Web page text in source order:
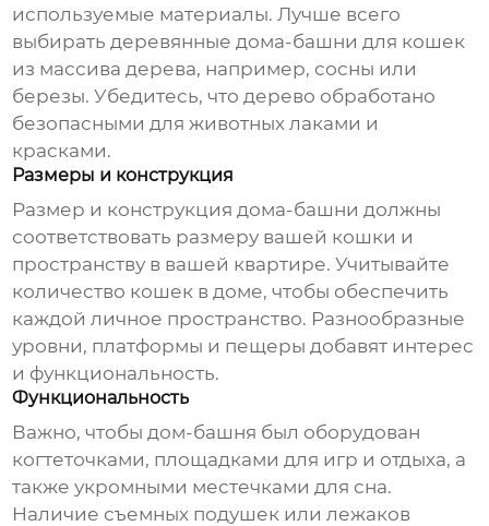
используемые материалы. Лучше всего
выбиратьдеревянные дома-башни для кошек
из массива дерева, например, сосны или
березы. Убедитесь, что дерево обработано
безопасными для животных лаками и
красками.
Размеры и конструкция
Размер и конструкция дома-башни должны
соответствовать размеру вашей кошки и
пространству в вашей квартире. Учитывайте
количество кошек в доме, чтобы обеспечить
каждой личное пространство. Разнообразные
уровни, платформы и пещеры добавят интерес
и функциональность.
Функциональность
Важно, чтобы дом-башня был оборудован
когтеточками, площадками для игр и отдыха, а
также укромными местечками для сна.
Наличие съемных подушек или лежаков